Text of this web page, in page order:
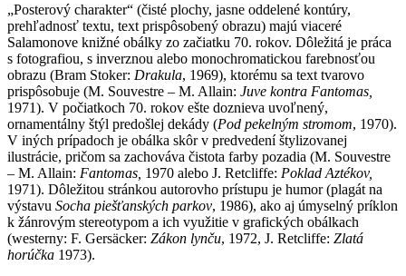
„Posterový charakter“ (čisté plochy, jasne oddelené kontúry,
prehľadnosť textu, text prispôsobený obrazu) majú viaceré
Salamonove knižné obálky zo začiatku 70. rokov. Dôležitá je práca
s fotografiou, s inverznou alebo monochromatickou farebnosťou
obrazu (Bram Stoker: Drakula, 1969), ktorému sa text tvarovo
prispôsobuje (M. Souvestre – M. Allain: Juve kontra Fantomas,
1971). V počiatkoch 70. rokov ešte doznieva uvoľnený,
ornamentálny štýl predošlej dekády (Pod pekelným stromom, 1970).
V iných prípadoch je obálka skôr v predvedení štylizovanej
ilustrácie, pričom sa zachováva čistota farby pozadia (M. Souvestre
– M. Allain: Fantomas, 1970 alebo J. Retcliffe: Poklad Aztékov,
1971). Dôležitou stránkou autorovho prístupu je humor (plagát na
výstavu Socha piešťanských parkov, 1986), ako aj úmyselný príklon
k žánrovým stereotypom a ich využitie v grafických obálkach
(westerny: F. Gersäcker: Zákon lynču, 1972, J. Retcliffe: Zlatá
horúčka 1973).